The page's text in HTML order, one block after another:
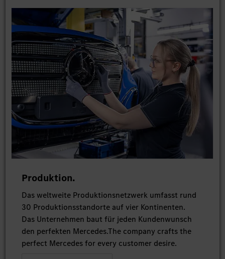
Produktion.
Das weltweite Produktionsnetzwerk umfasst rund
30 Produktionsstandorte auf vier Kontinenten.
Das Unternehmen baut für jeden Kundenwunsch
den perfekten Mercedes.The company crafts the
perfect Mercedes for every customer desire.